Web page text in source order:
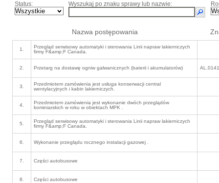
Status: Wyszukaj po znaku sprawy lub nazwie:
Nazwa postępowania
1.
Przegląd serwisowy automatyki i sterowania Linii napraw lakierniczych
firmy F&amp;F Canada.
2. Przetarg na dostawę ogniw galwanicznych (baterii i akumulatorów)
3.
Przedmiotem zamówienia jest usługa konserwacji central
wentylacyjnych i kabin lakierniczych.
4.
Przedmiotem zamówienia jest wykonanie dwóch przeglądów
kominiarskich w roku w obiektach MPK .
5.
Przegląd serwisowy automatyki i sterowania Linii napraw lakierniczych
firmy F&amp;F Canada.
6. Wykonanie przeglądu rocznego instalacji gazowej .
7. Części autobusowe
8. Części autobusowe